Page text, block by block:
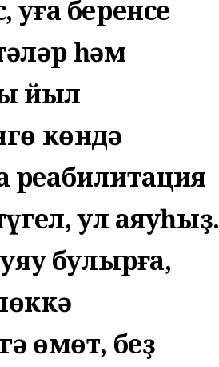
уға беренсе
һәм
йыл
көндә
реабилитация
ул аяуһыҙ.
булырға,
өмөт, беҙ